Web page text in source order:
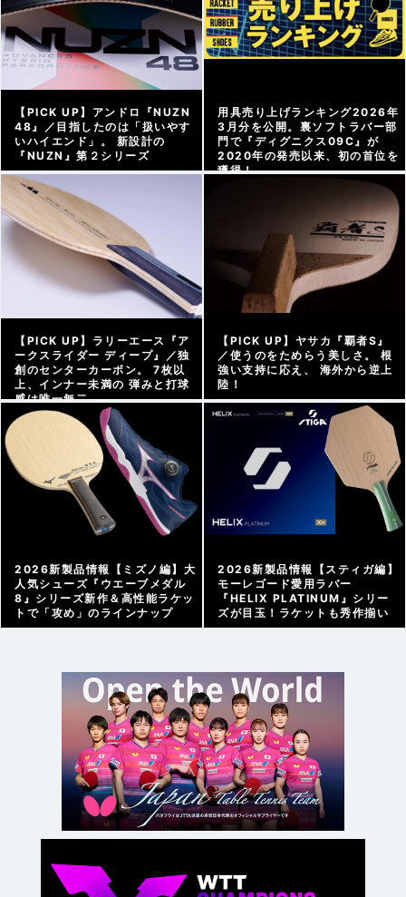
【PICK UP】アンドロ『NUZN
48』／目指したのは「扱いやす
いハイエンド」。 新設計の
『NUZN』第２シリーズ
用具売り上げランキング2026年
3月分を公開。裏ソフトラバー部
門で『ディグニクス09C』が
2020年の発売以来、初の首位を
獲得！
2026/04/15
【PICK UP】ラリーエース『ア
ークスライダー ディープ』／独
創のセンターカーボン。 7枚以
上、インナー未満の 弾みと打球
感は唯一無二
アーカイブ |
【PICK UP】ヤサカ『覇者S』
／使うのをためらう美しさ。 根
強い支持に応え、 海外から逆上
陸！
2026/04/03
2026新製品情報【ミズノ編】大
人気シューズ『ウエーブメダル
8』シリーズ新作＆高性能ラケッ
トで「攻め」のラインナップ
2026新製品情報【スティガ編】
モーレゴード愛用ラバー
『HELIX PLATINUM』シリー
ズが目玉！ラケットも秀作揃い